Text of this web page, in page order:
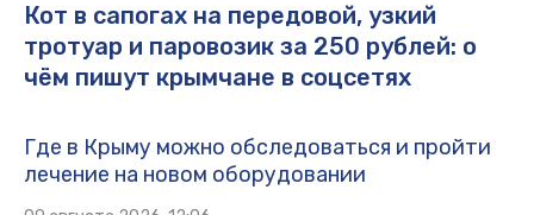
Кот в сапогах на передовой, узкий
тротуар и паровозик за 250 рублей: о
чём пишут крымчане в соцсетях
Где в Крыму можно обследоваться и пройти
лечение на новом оборудовании